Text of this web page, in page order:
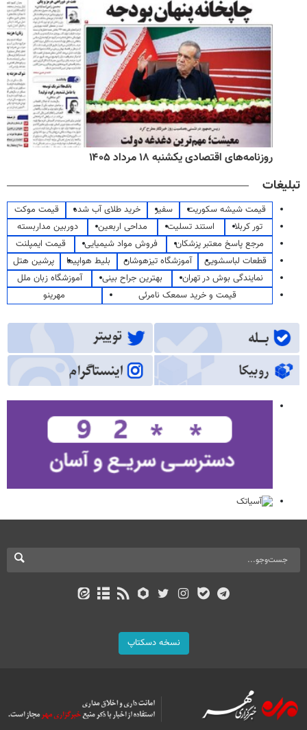
روزنامه‌های اقتصادی یکشنبه ۱۸ مرداد ۱۴۰۵
تبلیغات
قیمت شیشه سکوریت سفیر خرید طلای آب شده
قیمت موکت
تور کربلا
استند تسلیت مداحی اربعین
دوربین مداربسته
مرجع پاسخ معتبر پزشکان
فروش مواد شیمیایی
قیمت ایمپلنت
قطعات لباسشویی
آموزشگاه تیزهوشان بلیط هواپیما
پرشین هتل
نمایندگی بوش در تهران
بهترین جراح بینی
آموزشگاه زبان ملل
قیمت و خرید سمعک نامرئی
مهرینو
نسخه دسکتاپ